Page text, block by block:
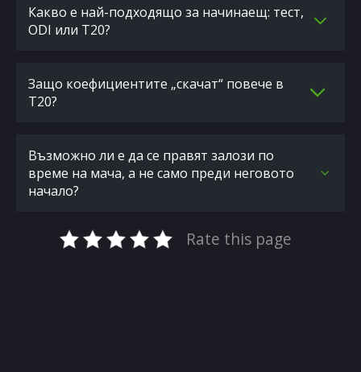
Какво е най-подходящо за начинаещ: тест,
ODI или T20?
Защо коефициентите „скачат“ повече в
T20?
Възможно ли е да се правят залози по
време на мача, а не само преди неговото
начало?
Rate this page